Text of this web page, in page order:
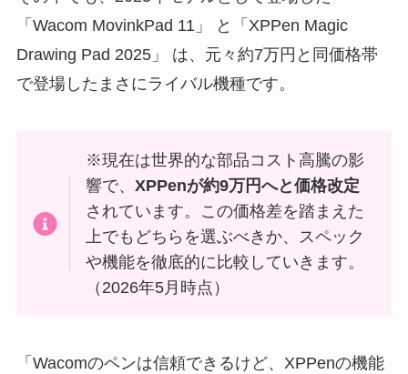
「Wacom MovinkPad 11」 と「XPPen Magic
Drawing Pad 2025」 は、元々約7万円と同価格帯
で登場したまさにライバル機種です。
※現在は世界的な部品コスト高騰の影
響で、XPPenが約9万円へと価格改定
されています。この価格差を踏まえた
上でもどちらを選ぶべきか、スペック
や機能を徹底的に比較していきます。
（2026年5月時点）
「Wacomのペンは信頼できるけど、XPPenの機能